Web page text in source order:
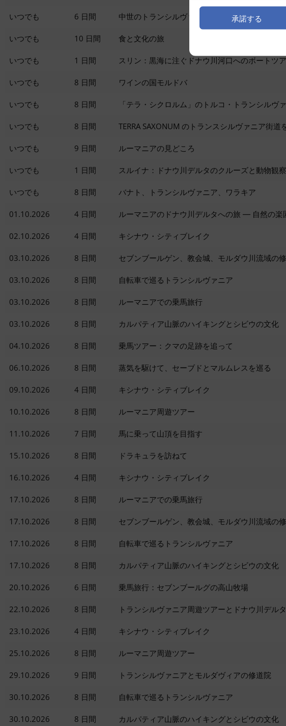
承諾する
いつでも 6 日間 中世のトランシルヴァニア
いつでも 10 日間 食と文化の旅
いつでも 1 日間 スリン：黒海に注ぐドナウ川河口へのボートツ
いつでも 8 日間 ワインの国モルドバ
いつでも 8 日間 「テラ・シクロルム」のトルコ・トランシルヴ
いつでも 8 日間 TERRA SAXONUM のトランスシルヴァニア街道
いつでも 9 日間 ルーマニアの見どころ
いつでも 1 日間 スルイナ：ドナウ川デルタのクルーズと動物観察
いつでも 8 日間 バナト、トランシルヴァニア、ワラキア
01.10.2026 4 日間 ルーマニアのドナウ川デルタへの旅 ― 自然の楽
02.10.2026 4 日間 キシナウ・シティブレイク
03.10.2026 8 日間 セブンブールゲン、教会城、モルダウ川流域の
03.10.2026 8 日間 自転車で巡るトランシルヴァニア
03.10.2026 8 日間 ルーマニアでの乗馬旅行
03.10.2026 8 日間 カルパティア山脈のハイキングとシビウの文化
04.10.2026 8 日間 乗馬ツアー：クマの足跡を追って
06.10.2026 8 日間 蒸気を駆けて、セーブドとマルムレスを巡る
09.10.2026 4 日間 キシナウ・シティブレイク
10.10.2026 8 日間 ルーマニア周遊ツアー
11.10.2026 7 日間 馬に乗って山頂を目指す
15.10.2026 8 日間 ドラキュラを訪ねて
16.10.2026 4 日間 キシナウ・シティブレイク
17.10.2026 8 日間 ルーマニアでの乗馬旅行
17.10.2026 8 日間 セブンブールゲン、教会城、モルダウ川流域の
17.10.2026 8 日間 自転車で巡るトランシルヴァニア
17.10.2026 8 日間 カルパティア山脈のハイキングとシビウの文化
20.10.2026 6 日間 乗馬旅行：セブンブールグの高山牧場
22.10.2026 8 日間 トランシルヴァニア周遊ツアーとドナウ川デルタ
23.10.2026 4 日間 キシナウ・シティブレイク
25.10.2026 8 日間 ルーマニア周遊ツアー
29.10.2026 9 日間 トランシルヴァニアとモルダヴィアの修道院
30.10.2026 8 日間 自転車で巡るトランシルヴァニア
30.10.2026 8 日間 カルパティア山脈のハイキングとシビウの文化